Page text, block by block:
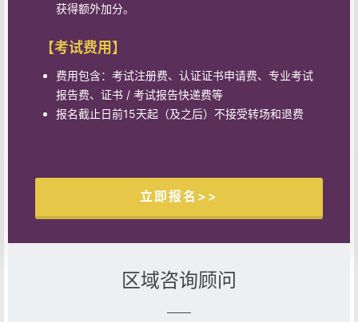
获得额外加分。
【考试费用】
费用包含：考试注册费、认证证书申请费、专业考试
报告费、证书 / 考试报告快递费等
报名截止日前15天起（及之后）不接受转场和退费
立即报名>>
区域咨询顾问